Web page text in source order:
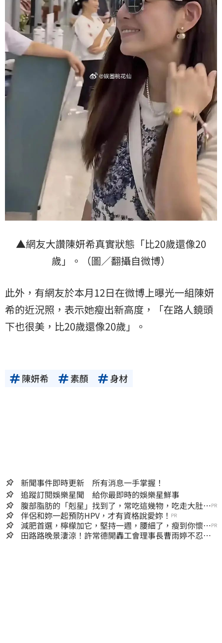
▲網友大讚陳妍希真實狀態「比20歲還像20
歲」。（圖／翻攝自微博）
此外，有網友於本月12日在微博上曝光一組陳妍
希的近況照，表示她瘦出新高度，「在路人鏡頭
下也很美，比20歲還像20歲」。
陳妍希 素顏 身材
新聞事件即時更新 所有消息一手掌握！
追蹤訂閱娛樂星聞 給你最即時的娛樂星鮮事
腹部脂肪的「剋星」找到了，常吃這幾物，吃走大肚
囊，瘦出小蠻腰
PR
伴侶和妳一起預防HPV，才有資格說愛妳！ PR
減肥首選，檸檬加它，堅持一週，腰細了，瘦到你懷疑
人生
PR
田路路晚景淒涼！許常德開轟工會理事長曹雨婷不忍